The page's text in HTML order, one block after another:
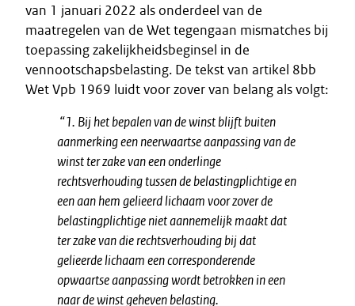
van 1 januari 2022 als onderdeel van de
maatregelen van de Wet tegengaan mismatches bij
toepassing zakelijkheidsbeginsel in de
vennootschapsbelasting. De tekst van artikel 8bb
Wet Vpb 1969 luidt voor zover van belang als volgt:
“1. Bij het bepalen van de winst blijft buiten
aanmerking een neerwaartse aanpassing van de
winst ter zake van een onderlinge
rechtsverhouding tussen de belastingplichtige en
een aan hem gelieerd lichaam voor zover de
belastingplichtige niet aannemelijk maakt dat
ter zake van die rechtsverhouding bij dat
gelieerde lichaam een corresponderende
opwaartse aanpassing wordt betrokken in een
naar de winst geheven belasting.